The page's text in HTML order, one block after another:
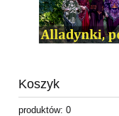
Koszyk
produktów: 0